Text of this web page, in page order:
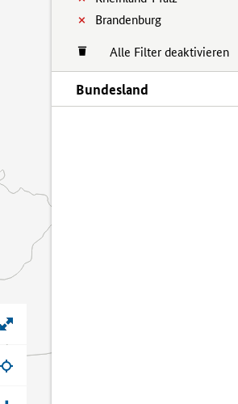
Brandenburg
Alle Filter deaktivieren
Bundesland